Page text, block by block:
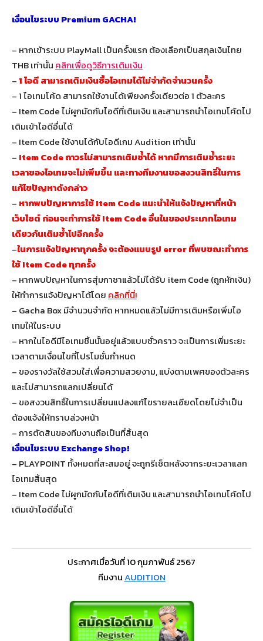
เงื่อนไขระบบ Premium GACHA!
– หากเข้าระบบ PlayMall เป็นครั้งแรก ต้องเลือกเป็นสกุลเงินไทย
THB เท่านั้น คลิกเพื่อดูวิธีการเติมเงิน
–1 ไอดี สามารถเติมเงินซื้อไอเทมได้ไม่จำกัดจำนวนครั้ง
– 1 ไอเทมโค้ด สามารถใช้งานได้เพียงครั้งเดียวต่อ 1 ตัวละคร
– Item Code ไม่ผูกมัดกับไอดีที่เติมเงิน และสามารถนำไอเทมโค้ดไป
เติมเข้าไอดีอื่นได้
– Item Code ใช้งานได้กับไอดีเกม Audition เท่านั้น
– Item Code ถาวรไม่สามารถเติมซ้ำได้ หากมีการเติมซ้ำระยะ
เวลาของไอเทมจะไม่เพิ่มขึ้น และทางทีมงานขอสงวนสิทธิ์ในการ
แก้ไขปัญหาดังกล่าว
– หากพบปัญหาการใช้ Item Code แนะนำให้แจ้งปัญหาที่หน้า
เว็บไซต์ ก่อนจะทำการใช้ Item Code อื่นในของประเภทไอเทม
เดียวกันเติมซ้ำไปอีกครั้ง
–ในการแจ้งปัญหาทุกครั้ง จะต้องแนบรูป error ที่พบขณะทำการ
ใช้ Item Code ทุกครั้ง
– หากพบปัญหาในการสุ่มกาชาแล้วไม่ได้รับ item Code (ถูกหักเงิน)
ให้ทำการแจ้งปัญหาได้โดย คลิกที่นี่!
– Gacha Box มีจำนวนจำกัด หากหมดแล้วไม่มีการเติมหรือเพิ่มไอ
เทมให้ในระบบ
– หากในไอดีมีไอเทมชิ้นนั้นอยู่แล้วแบบชั่วคราว จะเป็นการเพิ่มระยะ
เวลาตามเงื่อนไขที่โปรโมชั่นกำหนด
– ของรางวัลใช้สวมใส่เพื่อความสวยงาม, แบ่งตามเพศของตัวละคร
และไม่สามารถแลกเปลี่ยนได้
– ขอสงวนสิทธิ์ในการเปลี่ยนแปลงแก้ไขรายละเอียดโดยไม่จำเป็น
ต้องแจ้งให้ทราบล่วงหน้า
– การตัดสินของทีมงานถือเป็นที่สิ้นสุด
เงื่อนไขระบบ Exchange Shop!
– PLAYPOINT ทั้งหมดที่สะสมอยู่ จะถูกรีเซ็ตหลังจากระยะเวลาแลก
ไอเทมสิ้นสุด
– Item Code ไม่ผูกมัดกับไอดีที่เติมเงิน และสามารถนำไอเทมโค้ดไป
เติมเข้าไอดีอื่นได้
ประกาศเมื่อวันที่ 10 กุมภาพันธ์ 2567
ทีมงานAUDITION